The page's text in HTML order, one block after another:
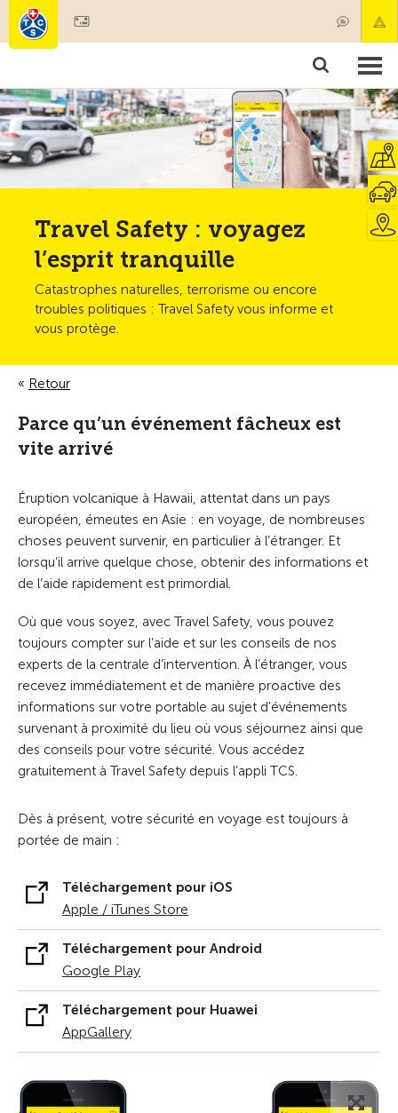
Membres & prestations
Tests, sécurité & santé
Travel Safety : voyagez
l’esprit tranquille
Catastrophes naturelles, terrorisme ou encore
troubles politiques : Travel Safety vous informe et
vous protège.
Retour
Parce qu’un événement fâcheux est
vite arrivé
Éruption volcanique à Hawaii, attentat dans un pays
européen, émeutes en Asie : en voyage, de nombreuses
choses peuvent survenir, en particulier à l’étranger. Et
lorsqu’il arrive quelque chose, obtenir des informations et
de l’aide rapidement est primordial.
Où que vous soyez, avec Travel Safety, vous pouvez
toujours compter sur l’aide et sur les conseils de nos
experts de la centrale d’intervention. À l’étranger, vous
recevez immédiatement et de manière proactive des
informations sur votre portable au sujet d’événements
survenant à proximité du lieu où vous séjournez ainsi que
des conseils pour votre sécurité. Vous accédez
gratuitement à Travel Safety depuis l’appli TCS.
Dès à présent, votre sécurité en voyage est toujours à
portée de main :
Téléchargement pour iOS
Apple / iTunes Store
Téléchargement pour Android
Google Play
Téléchargement pour Huawei
AppGallery